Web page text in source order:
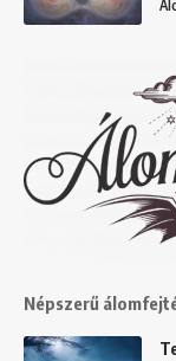
Népszerű